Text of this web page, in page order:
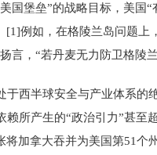
国堡垒”的战略目标，美
例如，在格陵兰岛问题
言，“若丹麦无力防卫格陵
西半球安全与产业体系
所产生的“政治引力”甚
加拿大吞并为美国第51